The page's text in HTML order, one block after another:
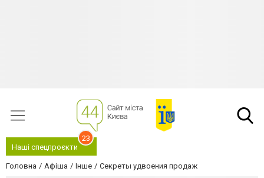
Наші спецпроєкти
23
Головна Афіша Інше Секреты удвоения продаж